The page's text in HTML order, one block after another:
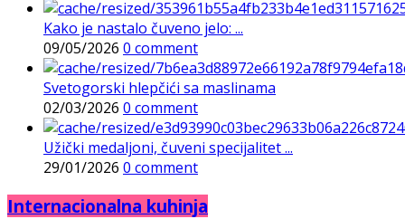
Kako je nastalo čuveno jelo: ...
09/05/2026 0 comment
Svetogorski hlepčići sa maslinama
02/03/2026 0 comment
Užički medaljoni, čuveni specijalitet ...
29/01/2026 0 comment
Internacionalna kuhinja